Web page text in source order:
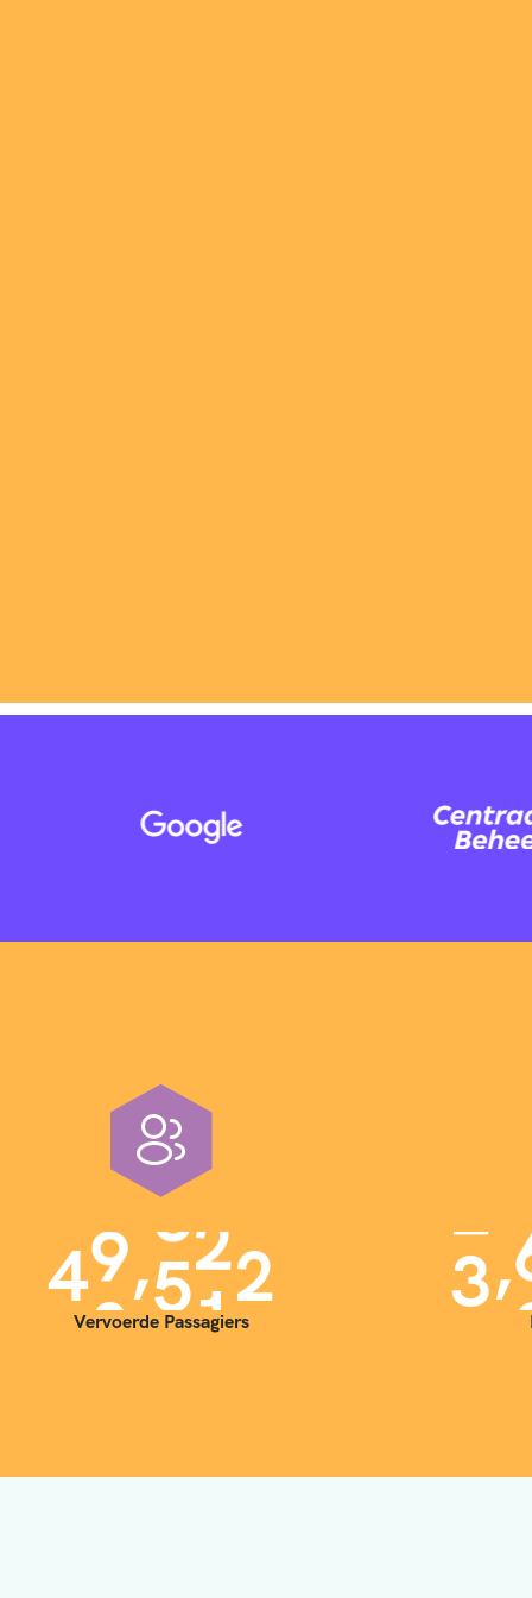
40,000
Vervoerde Passagiers
3,